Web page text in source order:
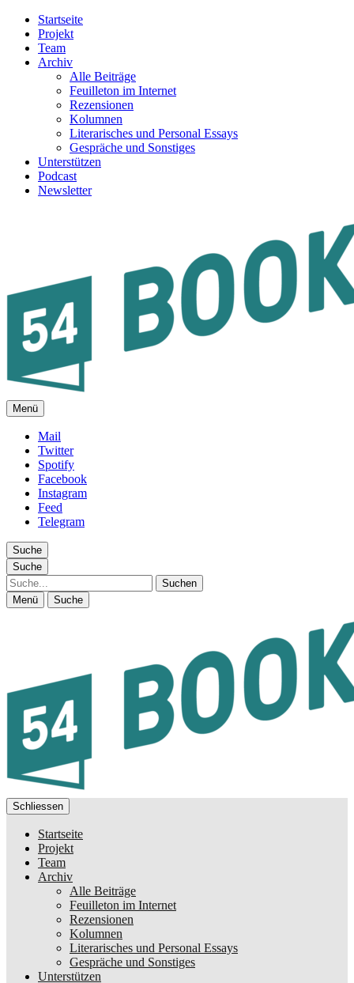
Startseite
Projekt
Team
Archiv
Alle Beiträge
Feuilleton im Internet
Rezensionen
Kolumnen
Literarisches und Personal Essays
Gespräche und Sonstiges
Unterstützen
Podcast
Newsletter
FEUILLETON IM INTERNET
Menü
Mail
Twitter
Spotify
Facebook
Instagram
Feed
Telegram
Suche
Suche
Suche
Menü Suche
Schliessen
Startseite
Projekt
Team
Archiv
Alle Beiträge
Feuilleton im Internet
Rezensionen
Kolumnen
Literarisches und Personal Essays
Gespräche und Sonstiges
Unterstützen